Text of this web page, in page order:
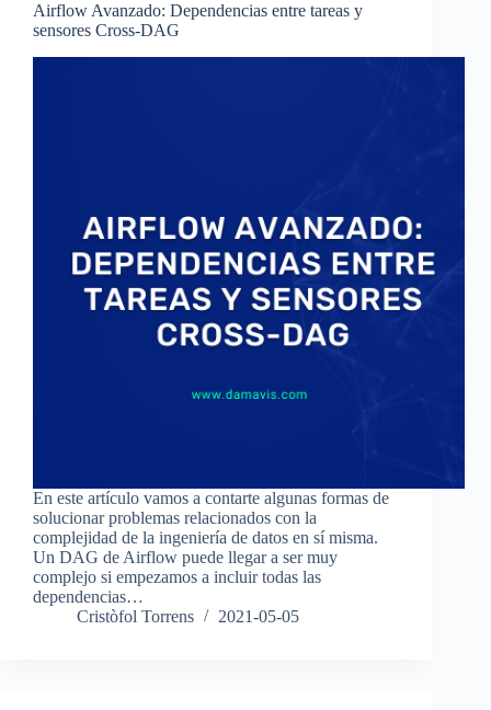
Airflow Avanzado: Dependencias entre tareas y
sensores Cross-DAG
En este artículo vamos a contarte algunas formas de
solucionar problemas relacionados con la
complejidad de la ingeniería de datos en sí misma.
Un DAG de Airflow puede llegar a ser muy
complejo si empezamos a incluir todas las
dependencias…
Cristòfol Torrens
2021-05-05